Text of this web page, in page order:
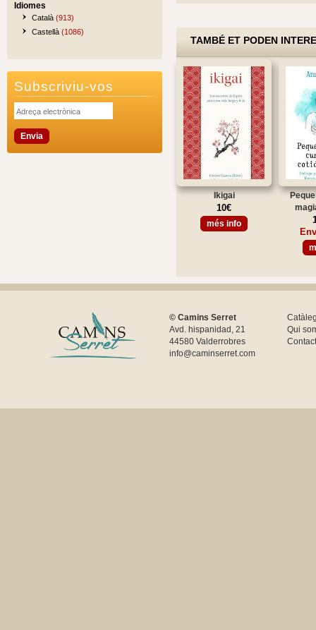
Idiomes
Català (913)
Castellà (1086)
Subscriviu-vos
TAMBÉ ET PODEN
Ikigai
10€
més info
© Camins Serret
Avd. hispanidad, 21
44580 Valderrobres
info@caminserret.com
Qui